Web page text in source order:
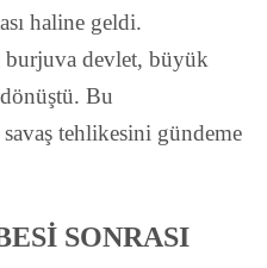
haline geldi.
burjuva devlet, büyük
Bu
tehlikesini gündeme
SONRASI